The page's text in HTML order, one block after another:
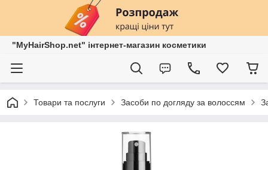
"MyHairShop.net" інтернет-магазин косметики
Товари та послуги Засоби по догляду за волоссям